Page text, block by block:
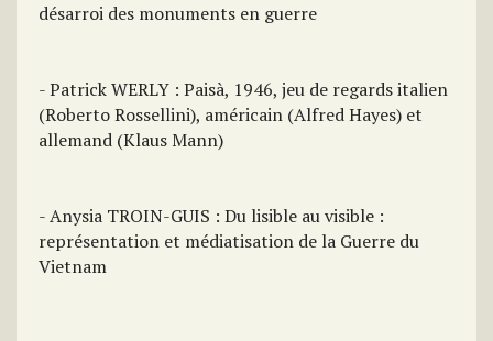
désarroi des monuments en guerre
- Patrick WERLY : Paisà, 1946, jeu de regards italien
(Roberto Rossellini), américain (Alfred Hayes) et
allemand (Klaus Mann)
- Anysia TROIN-GUIS : Du lisible au visible :
représentation et médiatisation de la Guerre du
Vietnam